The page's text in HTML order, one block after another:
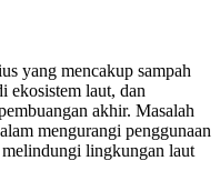
yang mencakup sampah
ekosistem laut, dan
akhir. Masalah
mengurangi penggunaan
lingkungan laut